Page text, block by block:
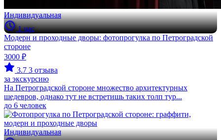
Индивидуальная
1 час
Модерн и проходные дворы: фотопрогулка по Петроградской
стороне
3000 ₽
3.7 3 отзыва
за экскурсию
На Петроградской стороне множество архитектурных
шедевров, однако тут не встретишь таких толп тур...
до 6 человек
Индивидуальная